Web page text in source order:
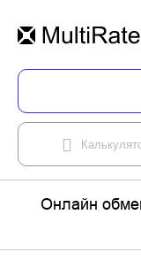
Онлайн